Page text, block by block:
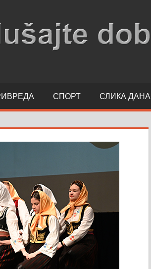
СПОРТ СЛИКА ДАНА